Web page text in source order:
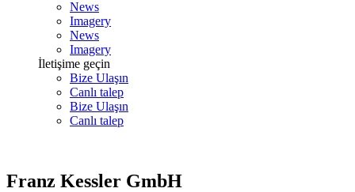
News
Imagery
News
Imagery
İletişime geçin
Bize Ulaşın
Canlı talep
Bize Ulaşın
Canlı talep
Franz Kessler GmbH